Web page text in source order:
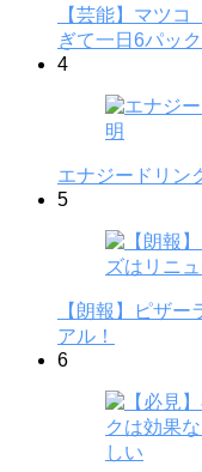
【芸能】マツ
ぎて一日6パッ
4
エナジードリン
5
【朗報】ピザ
アル！
6